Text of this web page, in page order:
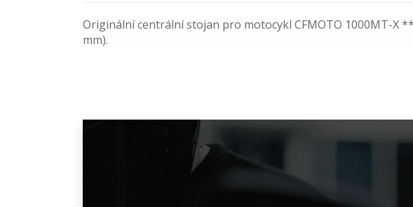
Originální centrální stojan pro motocykl CFMOTO 1000MT-X
mm).